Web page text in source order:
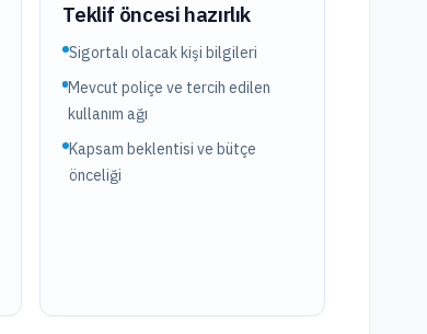
Teklif öncesi hazırlık
Sigortalı olacak kişi bilgileri
Mevcut poliçe ve tercih edilen
kullanım ağı
Kapsam beklentisi ve bütçe
önceliği